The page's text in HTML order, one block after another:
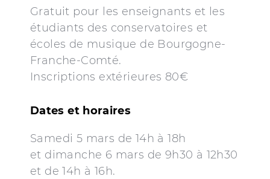
Gratuit pour les enseignants et les
étudiants des conservatoires et
écoles de musique de Bourgogne-
Franche-Comté.
Inscriptions extérieures 80€
Dates et horaires
Samedi 5 mars de 14h à 18h
et dimanche 6 mars de 9h30 à 12h30
et de 14h à 16h.